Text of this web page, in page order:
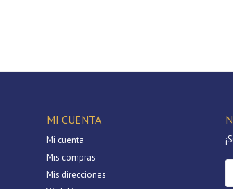
MI CUENTA
Mi cuenta
Mis compras
Mis direcciones